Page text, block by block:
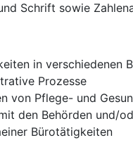
Schrift sowie
in verschiedenen
Prozesse
von Pflege- und
den Behörden und/
Bürotätigkeiten